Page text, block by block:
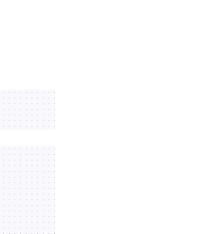
yön